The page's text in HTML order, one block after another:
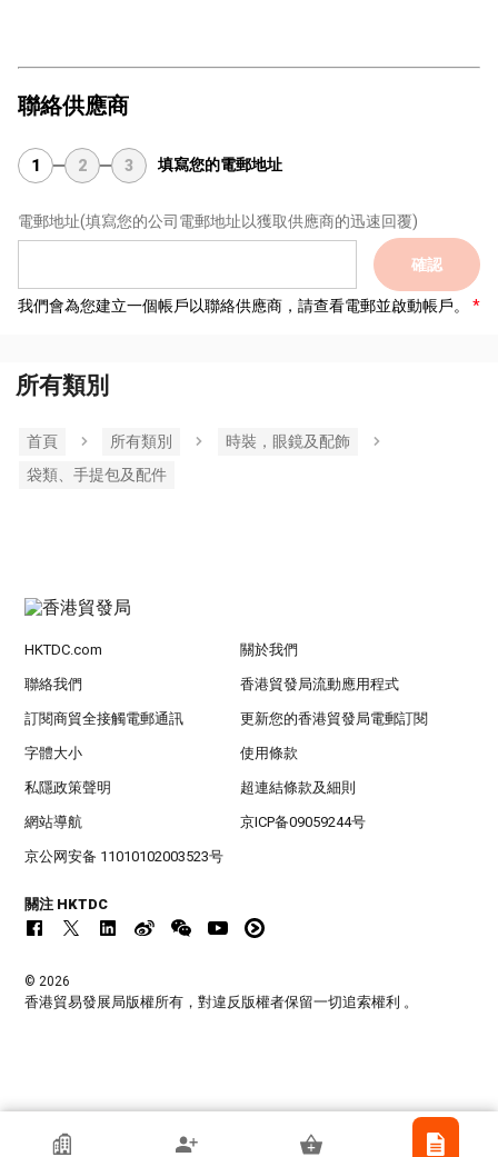
聯絡供應商
1 2 3 填寫您的電郵地址
電郵地址(填寫您的公司電郵地址以獲取供應商的迅速回覆)
確認
我們會為您建立一個帳戶以聯絡供應商，請查看電郵並啟動帳戶。
所有類別
首頁 所有類別
時裝，眼鏡及配飾
袋類、手提包及配件
香港貿發局參展商
HKTDC.com 關於我們
聯絡我們 香港貿發局流動應用程式
訂閱商貿全接觸電郵通訊 更新您的香港貿發局電郵訂閱
字體大小 使用條款
私隱政策聲明 超連結條款及細則
網站導航 京ICP备09059244号
京公网安备 11010102003523号
關注 HKTDC
© 2026
香港貿易發展局版權所有，對違反版權者保留一切追索權利 。